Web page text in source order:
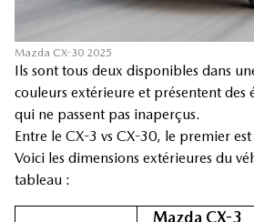
Mazda CX-30 2025
Ils sont tous deux disponibles dans
couleurs extérieure et présentent des
qui ne passent pas inaperçus.
Entre le CX-3 vs CX-30, le premier
Voici les dimensions extérieures du
tableau :
Mazda CX-3